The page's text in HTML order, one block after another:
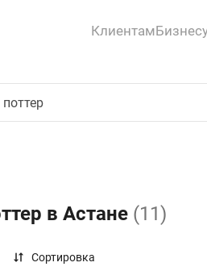
Клиентам
в Астане (11)
Сортировка